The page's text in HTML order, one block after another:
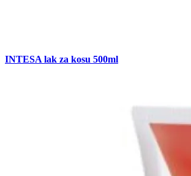
INTESA lak za kosu 500ml